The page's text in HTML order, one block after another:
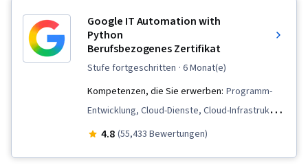
Google IT Automation with
Python
Berufsbezogenes Zertifikat
stufe fortgeschritten · 6 Monat(e)
Kompetenzen, die Sie erwerben: Programm-
Entwicklung, Cloud-Dienste, Cloud-Infrastruktur,
Containerisierung, Infrastruktur als
4.8 (55,433 Bewertungen)